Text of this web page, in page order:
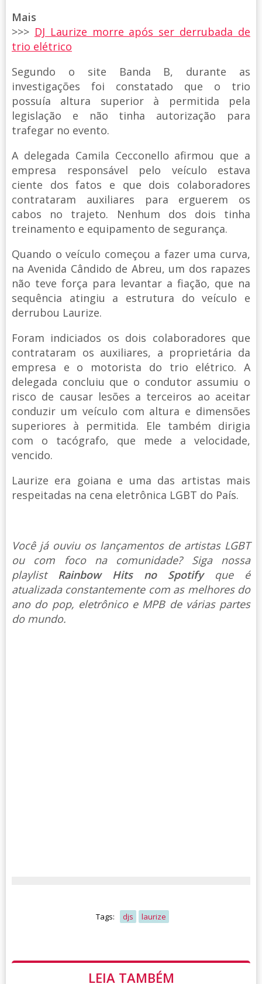
Mais
>>> DJ Laurize morre após ser derrubada de
trio elétrico
Segundo o site Banda B, durante as
investigações foi constatado que o trio
possuía altura superior à permitida pela
legislação e não tinha autorização para
trafegar no evento.
A delegada Camila Cecconello afirmou que a
empresa responsável pelo veículo estava
ciente dos fatos e que dois colaboradores
contrataram auxiliares para erguerem os
cabos no trajeto. Nenhum dos dois tinha
treinamento e equipamento de segurança.
Quando o veículo começou a fazer uma curva,
na Avenida Cândido de Abreu, um dos rapazes
não teve força para levantar a fiação, que na
sequência atingiu a estrutura do veículo e
derrubou Laurize.
Foram indiciados os dois colaboradores que
contrataram os auxiliares, a proprietária da
empresa e o motorista do trio elétrico. A
delegada concluiu que o condutor assumiu o
risco de causar lesões a terceiros ao aceitar
conduzir um veículo com altura e dimensões
superiores à permitida. Ele também dirigia
com o tacógrafo, que mede a velocidade,
vencido.
Laurize era goiana e uma das artistas mais
respeitadas na cena eletrônica LGBT do País.
Você já ouviu os lançamentos de artistas LGBT
ou com foco na comunidade? Siga nossa
playlist Rainbow Hits no Spotify que é
atualizada constantemente com as melhores do
ano do pop, eletrônico e MPB de várias partes
do mundo.
Tags: djs laurize
LEIA TAMBÉM